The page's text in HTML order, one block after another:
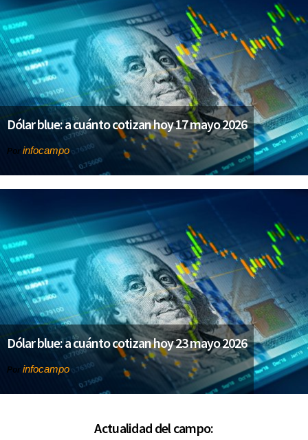
Dólar blue: a cuánto cotizan hoy 17 mayo 2026
Por infocampo
Dólar blue: a cuánto cotizan hoy 23 mayo 2026
Por infocampo
Actualidad del campo: